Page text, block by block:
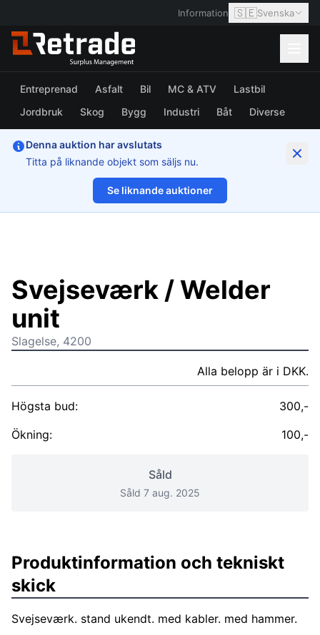
Information 🇸🇪Svenska
Entreprenad Asfalt Bil MC & ATV
Lastbil
Jordbruk
Skog Bygg Industri Båt Diverse
Denna auktion har avslutats
Titta på liknande objekt som säljs nu.
Se liknande auktioner
1/3
Svejseværk / Welder
unit
Slagelse, 4200
Alla belopp är i DKK.
Högsta bud:
300,-
Ökning:
100,-
Såld
Såld 7 aug. 2025
Produktinformation och tekniskt
skick
Svejseværk. stand ukendt. med kabler. med hammer.